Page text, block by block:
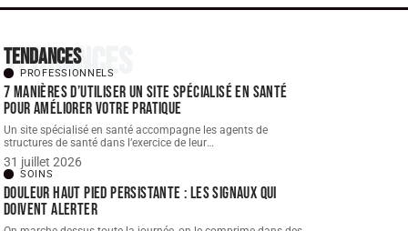
Tendances
Tendances
PROFESSIONNELS
7 manières d’utiliser un site spécialisé en santé
pour améliorer votre pratique
Un site spécialisé en santé accompagne les agents de
structures de santé dans l’exercice de leur…
31 juillet 2026
SOINS
Douleur haut pied persistante : les signaux qui
doivent alerter